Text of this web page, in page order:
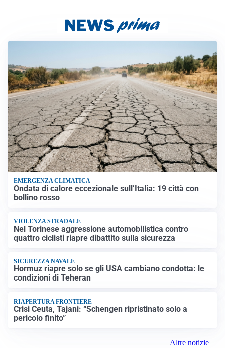
EMERGENZA CLIMATICA
Ondata di calore eccezionale sull’Italia: 19 città con
bollino rosso
VIOLENZA STRADALE
Nel Torinese aggressione automobilistica contro
quattro ciclisti riapre dibattito sulla sicurezza
SICUREZZA NAVALE
Hormuz riapre solo se gli USA cambiano condotta: le
condizioni di Teheran
RIAPERTURA FRONTIERE
Crisi Ceuta, Tajani: “Schengen ripristinato solo a
pericolo finito”
Altre notizie